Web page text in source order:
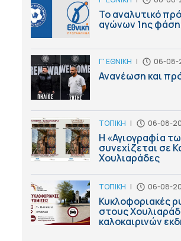
Το αναλυτικό
αγώνων 1ης
Γ' ΕΘΝΙΚΗ | 06-08-
Ανανέωση και
ΤΟΠΙΚΗ | 06-08-
Η «Αγιογραφία
συνεχίζεται σε
Χουλιαράδες
ΤΟΠΙΚΗ | 06-08-
Κυκλοφοριακές
στους
καλοκαιρινών